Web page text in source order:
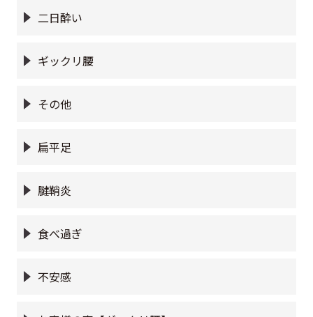
二日酔い
ギックリ腰
その他
扁平足
腱鞘炎
食べ過ぎ
不安感